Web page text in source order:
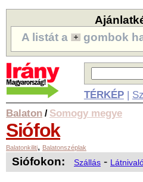
A listát a
gombok
TÉRKÉP|
Balaton / Somogy megye
Siófok
Balatonkiliti, Balatonszéplak
Siófokon: Szállás -